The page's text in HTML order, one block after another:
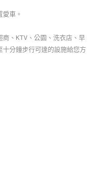
車。
、KTV、公園、洗衣店、早
分鐘步行可達的設施給您方